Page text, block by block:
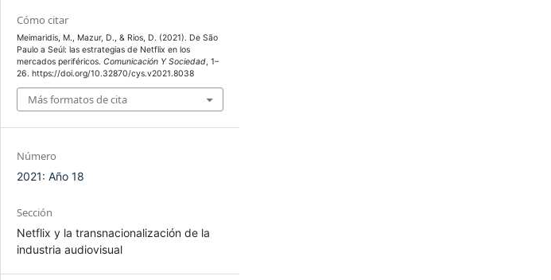
Cómo citar
Meimaridis, M., Mazur, D., & Rios, D. (2021). De São
Paulo a Seúl: las estrategias de Netflix en los
mercados periféricos.Comunicación Y Sociedad, 1–
26. https://doi.org/10.32870/cys.v2021.8038
Más formatos de cita
Número
2021: Año 18
Sección
Netflix y la transnacionalización de la
industria audiovisual